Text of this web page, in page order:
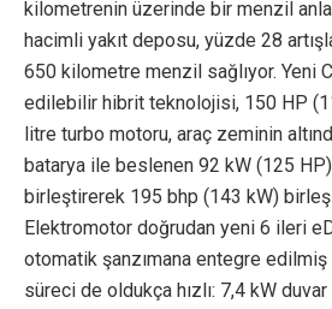
kilometrenin üzerinde bir menzil
hacimli yakıt deposu, yüzde 28
650 kilometre menzil sağlıyor. Yeni
edilebilir hibrit teknolojisi, 150 HP
litre turbo motoru, araç zeminin
batarya ile beslenen 92 kW (125
birleştirerek 195 bhp (143 kW)
Elektromotor doğrudan yeni 6 ileri
otomatik şanzımana entegre edilmiş
süreci de oldukça hızlı: 7,4 kW